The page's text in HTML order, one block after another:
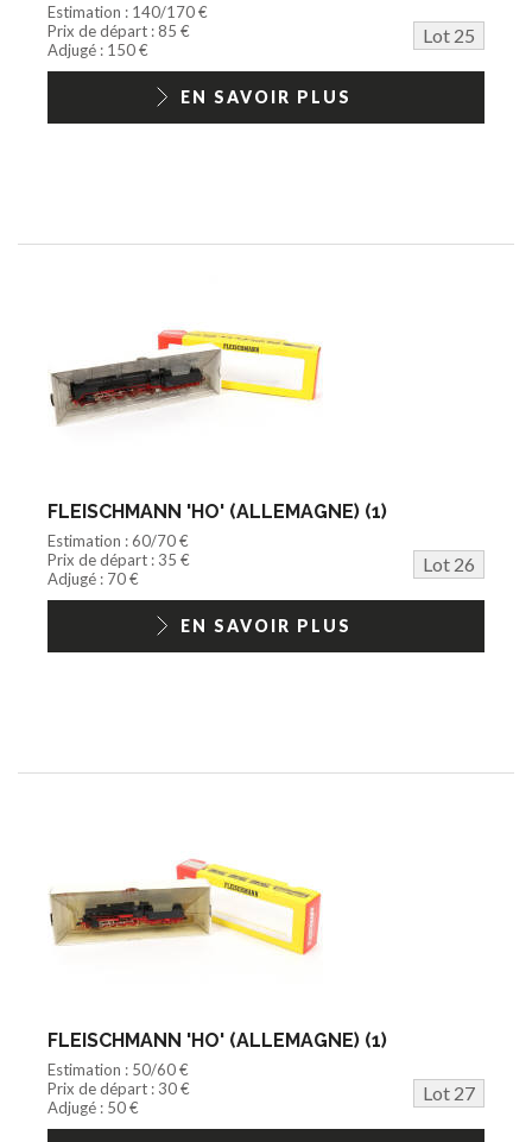
Estimation : 140/170 €
Prix de départ : 85 €
Lot 25
Adjugé : 150 €
EN SAVOIR PLUS
FLEISCHMANN 'HO' (ALLEMAGNE) (1)
Estimation : 60/70 €
Prix de départ : 35 €
Lot 26
Adjugé : 70 €
EN SAVOIR PLUS
FLEISCHMANN 'HO' (ALLEMAGNE) (1)
Estimation : 50/60 €
Prix de départ : 30 €
Lot 27
Adjugé : 50 €